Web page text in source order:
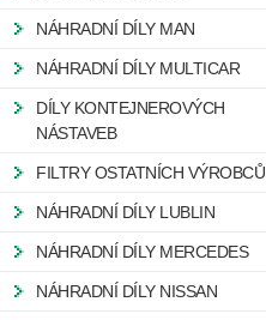
NÁHRADNÍ DÍLY MAN
NÁHRADNÍ DÍLY MULTICAR
DÍLY KONTEJNEROVÝCH
NÁSTAVEB
FILTRY OSTATNÍCH VÝROBCŮ
NÁHRADNÍ DÍLY LUBLIN
NÁHRADNÍ DÍLY MERCEDES
NÁHRADNÍ DÍLY NISSAN